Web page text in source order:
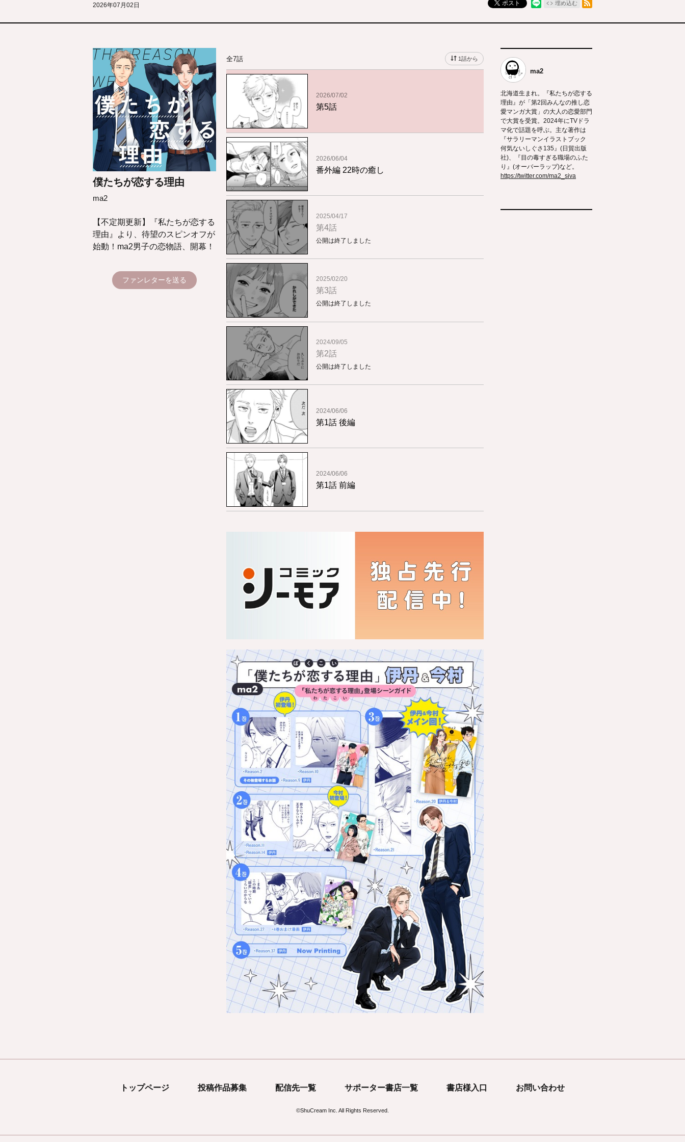
2026年07月02日 ポスト 埋め込む
僕たちが恋する理由
ma2
【不定期更新】『私たちが恋する
理由』より、待望のスピンオフが
始動！ma2男子の恋物語、開幕！
ファンレターを送る
全7話 1話から
2026/07/02
第5話
2026/06/04
番外編 22時の癒し
2025/04/17
第4話
公開は終了しました
2025/02/20
第3話
公開は終了しました
2024/09/05
第2話
公開は終了しました
2024/06/06
第1話 後編
2024/06/06
第1話 前編
ma2
北海道生まれ。『私たちが恋する
理由』が「第2回みんなの推し恋
愛マンガ大賞」の大人の恋愛部門
で大賞を受賞。2024年にTVドラ
マ化で話題を呼ぶ。主な著作は
『サラリーマンイラストブック
何気ないしぐさ135』(日貿出版
社)、『目の毒すぎる職場のふた
り』(オーバーラップ)など。
https://twitter.com/ma2_siva
トップページ 投稿作品募集 配信先一覧 サポーター書店一覧 書店様入口 お問い合わせ
©ShuCream Inc. All Rights Reserved.